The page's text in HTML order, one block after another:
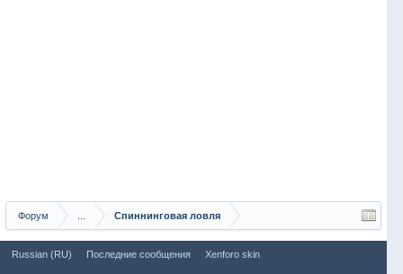
Форум Спиннинговая ловля
Russian (RU) Последние сообщения Xenforo skin